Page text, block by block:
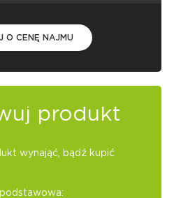
O CENĘ NAJMU
produkt
wynająć, bądź kupić